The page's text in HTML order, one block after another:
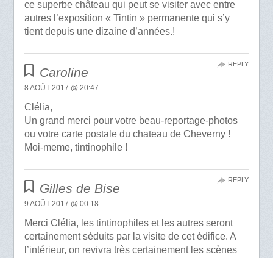
ce superbe château qui peut se visiter avec entre
autres l’exposition « Tintin » permanente qui s’y
tient depuis une dizaine d’années.!
Caroline
8 AOÛT 2017 @ 20:47
Clélia,
Un grand merci pour votre beau-reportage-photos
ou votre carte postale du chateau de Cheverny !
Moi-meme, tintinophile !
REPLY
Gilles de Bise
9 AOÛT 2017 @ 00:18
Merci Clélia, les tintinophiles et les autres seront
certainement séduits par la visite de cet édifice. A
l’intérieur, on revivra très certainement les scènes
REPLY